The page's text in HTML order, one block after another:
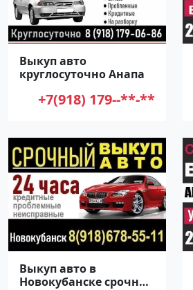
Выкуп авто
круглосуточно Анапа
+7(918) 179--**-**
Выкуп авто в
Новокубанске срочно